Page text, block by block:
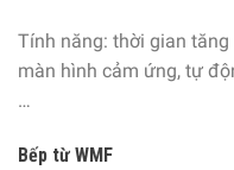
Tính năng: thời gian tăng
màn hình cảm ứng, tự
…
Bếp từ WMF